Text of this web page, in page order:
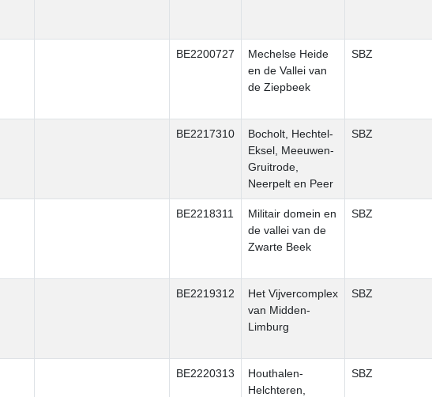
BE2200727
Mechelse Heide
en de Vallei van
de Ziepbeek
SBZ
BE2217310
Bocholt, Hechtel-
Eksel, Meeuwen-
Gruitrode,
Neerpelt en Peer
SBZ
BE2218311
Militair domein en
de vallei van de
Zwarte Beek
SBZ
BE2219312
Het Vijvercomplex
van Midden-
Limburg
SBZ
BE2220313
Houthalen-
Helchteren,
SBZ